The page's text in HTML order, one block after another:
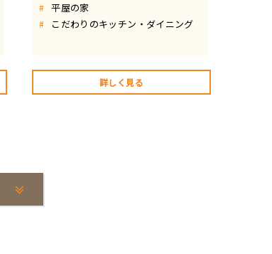
# 平屋の家
# こだわりのキッチン・ダイニング
詳しく見る